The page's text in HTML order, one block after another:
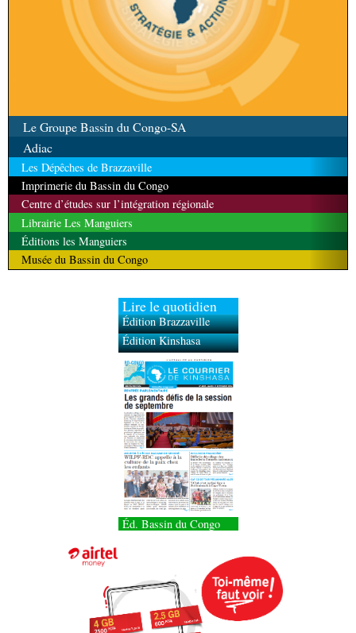
Le Groupe Bassin du Congo-SA
Adiac
Les Dépêches de Brazzaville
Imprimerie du Bassin du Congo
Centre d’études sur l’intégration régionale
Librairie Les Manguiers
Éditions les Manguiers
Musée du Bassin du Congo
Lire le quotidien
Édition Brazzaville
Édition Kinshasa
Éd. Bassin du Congo